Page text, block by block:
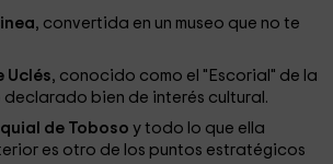
, convertida en un museo que no te
Uclés, conocido como el "Escorial" de la
declarado bien de interés cultural.
de Tobosoy todo lo que ella
es otro de los puntos estratégicos